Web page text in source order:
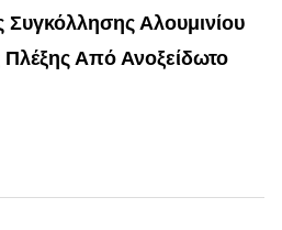
Αλουμινίου
Από Ανοξείδωτο